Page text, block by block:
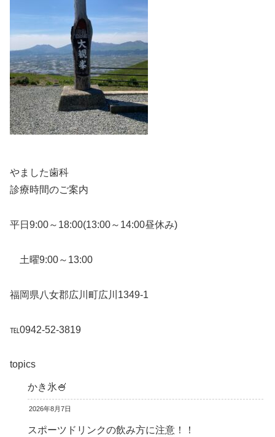
やました歯科
診療時間のご案内
平日9:00～18:00(13:00～14:00昼休み)
土曜9:00～13:00
福岡県八女郡広川町広川1349-1
℡0942-52-3819
topics
かき氷🍧
2026年8月7日
スポーツドリンクの飲み方に注意！！